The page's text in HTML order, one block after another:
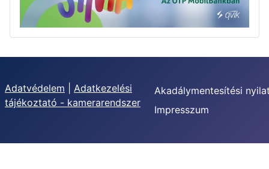
Adatvédelem
Adatkezelési
tájékoztató - kamerarendszer
Akadálymentesítési
Impresszum